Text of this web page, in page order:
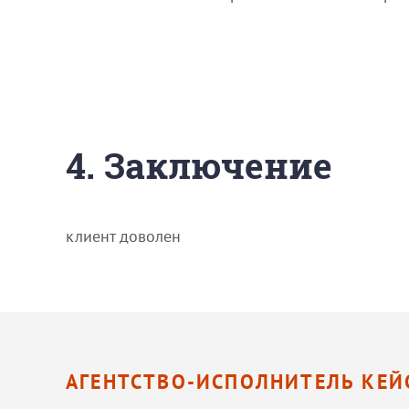
4. Заключение
клиент доволен
АГЕНТСТВО-ИСПОЛНИТЕЛЬ